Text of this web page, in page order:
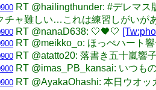
RT @hailingthunder: #デレマ
チャ難しい…これは練習しがいが
RT @nanaD638: 🤍🖤🤍
RT @meikko_o: ほっぺハート
RT @atatto20: 落書き五十嵐響
RT @imas_PB_kansai: いつも
RT @AyakaOhashi: 本日ウオ